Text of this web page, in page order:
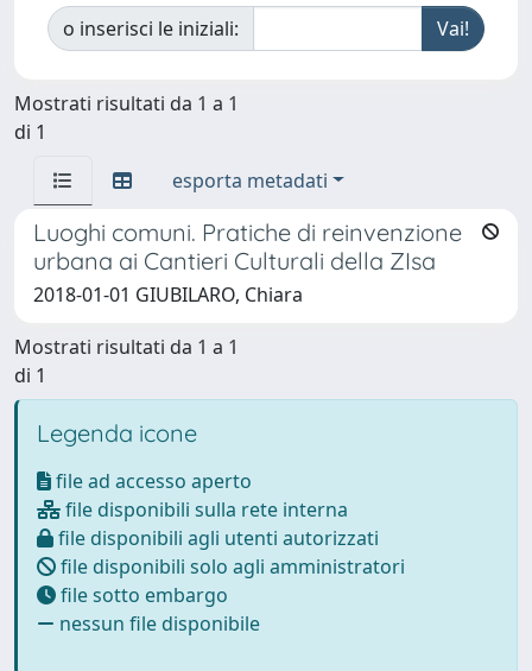
o inserisci le iniziali:
Mostrati risultati da 1 a 1
di 1
esporta metadati
Luoghi comuni. Pratiche di reinvenzione
urbana ai Cantieri Culturali della ZIsa
2018-01-01 GIUBILARO, Chiara
Mostrati risultati da 1 a 1
di 1
Legenda icone
file ad accesso aperto
file disponibili sulla rete interna
file disponibili agli utenti autorizzati
file disponibili solo agli amministratori
file sotto embargo
nessun file disponibile